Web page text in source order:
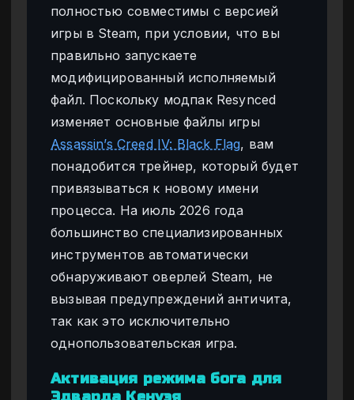
полностью совместимы с версией
игры в Steam, при условии, что вы
правильно запускаете
модифицированный исполняемый
файл. Поскольку модпак Resynced
изменяет основные файлы игры
Assassin’s Creed IV: Black Flag, вам
понадобится трейнер, который будет
привязываться к новому имени
процесса. На июль 2026 года
большинство специализированных
инструментов автоматически
обнаруживают оверлей Steam, не
вызывая предупреждений античита,
так как это исключительно
однопользовательская игра.
Активация режима бога для